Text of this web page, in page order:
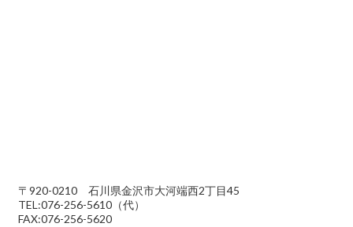
〒920-0210 石川県金沢市大河端西2丁目45
TEL:076-256-5610（代）
FAX:076-256-5620